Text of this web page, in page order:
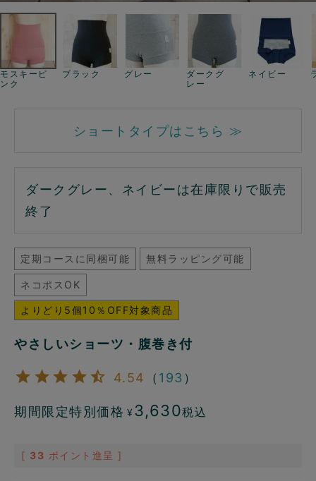
モスキーピ
ンク
ブラック グレー
ダークグ
レー
ネイビー
ショートタイプはこちら ≫
ダークグレー、ネイビーは在庫限りで販売
終了
定期コースに同梱可能 無料ラッピング可能
ネコポスOK
よりどり5個10％OFF対象商品
やさしいショーツ・腹巻き付
4.54 （ 193 ）
期間限定特別価格 ¥ 3,630税込
[ 33 ポイント進呈 ]